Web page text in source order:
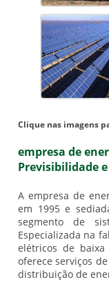
Clique nas imagens
empresa de
Previsibilidade
A empresa de
em 1995 e
segmento de
Especializada na
elétricos de baixa
oferece serviços
distribuição de